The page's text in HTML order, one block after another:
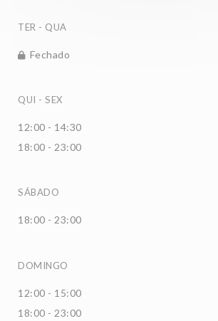
TER - QUA
Fechado
QUI - SEX
12:00 - 14:30
18:00 - 23:00
SÁBADO
18:00 - 23:00
DOMINGO
12:00 - 15:00
18:00 - 23:00